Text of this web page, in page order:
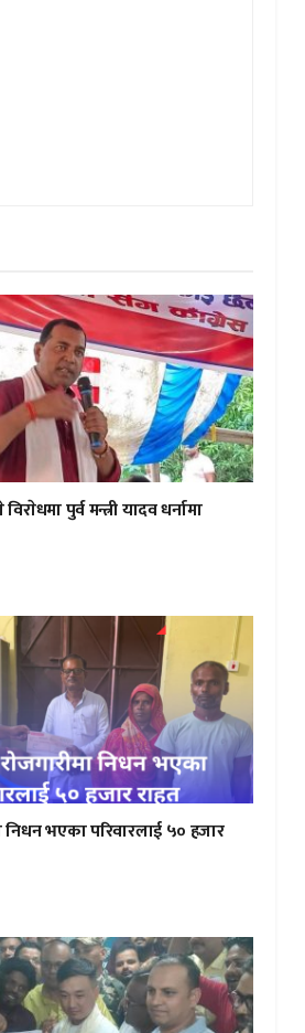
पुर्व मन्त्री यादव धर्नामा
निधन भएका परिवारलाई ५० हजार